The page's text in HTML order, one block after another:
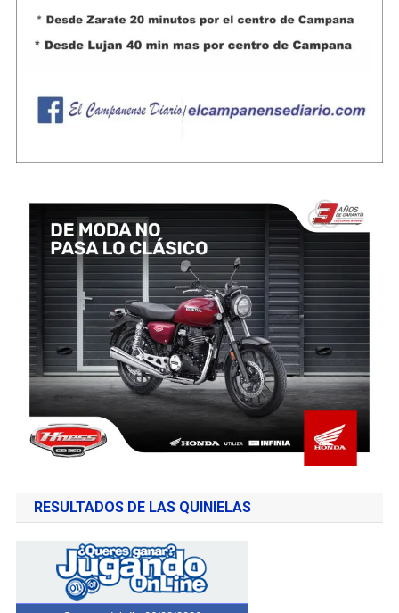
RESULTADOS DE LAS QUINIELAS